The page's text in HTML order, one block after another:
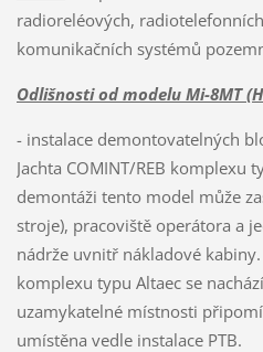
radioreléových,
komunikačních systémů
Odlišnosti od modelu Mi-8MT
- instalace demontovatelných
Jachta COMINT/REB komplexu
demontáži tento model může
stroje), pracoviště operátora a
nádrže uvnitř nákladové
komplexu typu Altaec se
uzamykatelné místnosti
umístěna vedle instalace PTB.